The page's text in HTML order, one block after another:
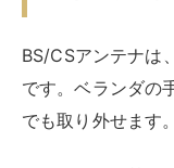
取り外しが完了し
しご下に降ろして
上り下りするのは